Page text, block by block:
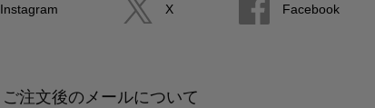
Instagram X Facebook
ご注文後のメールについて